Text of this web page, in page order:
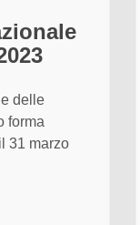
delle
forma
31 marzo